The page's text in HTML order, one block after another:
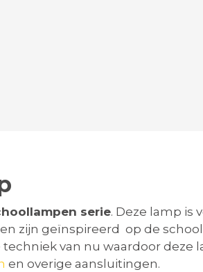
serie. Deze lamp is
zijn geïnspireerd op de
van nu waardoor deze
en overige aansluitingen.